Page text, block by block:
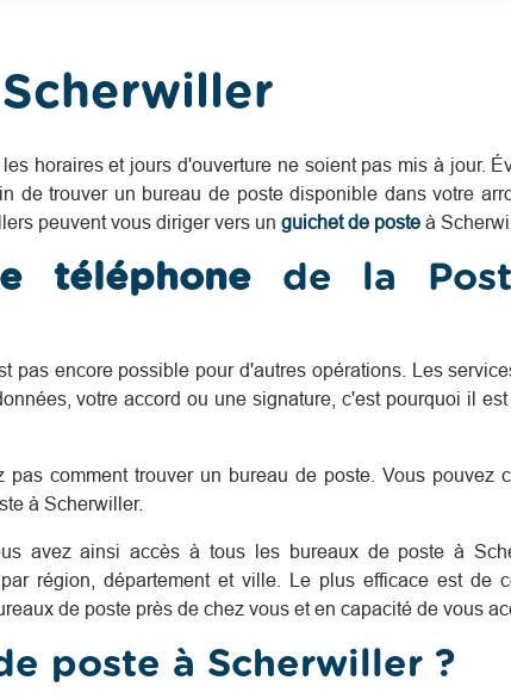
horaires et jours d'ouverture ne soient pas mis à jour.
de trouver un bureau de poste disponible dans votre
peuvent vous diriger vers un guichet de poste à
téléphone de la
encore possible pour d'autres opérations. Les
votre accord ou une signature, c'est pourquoi il
comment trouver un bureau de poste. Vous pouvez
à Scherwiller.
avez ainsi accès à tous les bureaux de poste à
région, département et ville. Le plus efficace est de
de poste près de chez vous et en capacité de vous
poste à Scherwiller ?